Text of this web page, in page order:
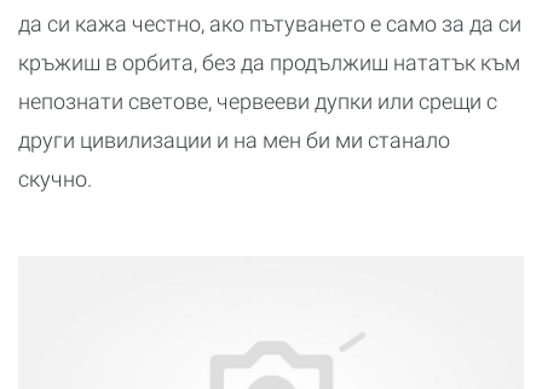
да си кажа честно, ако пътуването е само за да си
кръжиш в орбита, без да продължиш нататък към
непознати светове, червееви дупки или срещи с
други цивилизации и на мен би ми станало
скучно.